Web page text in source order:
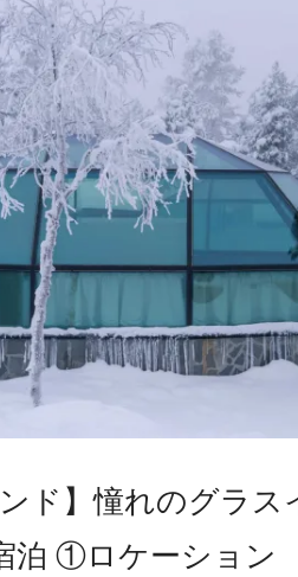
ンド】憧れのグラ
泊 ①ロケーション